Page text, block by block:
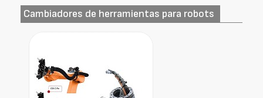
Cambiadores de herramientas para robots